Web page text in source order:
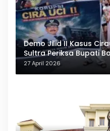
Demo Jilid II Kasus
Sultra Periksa Bupati
27 April 2026